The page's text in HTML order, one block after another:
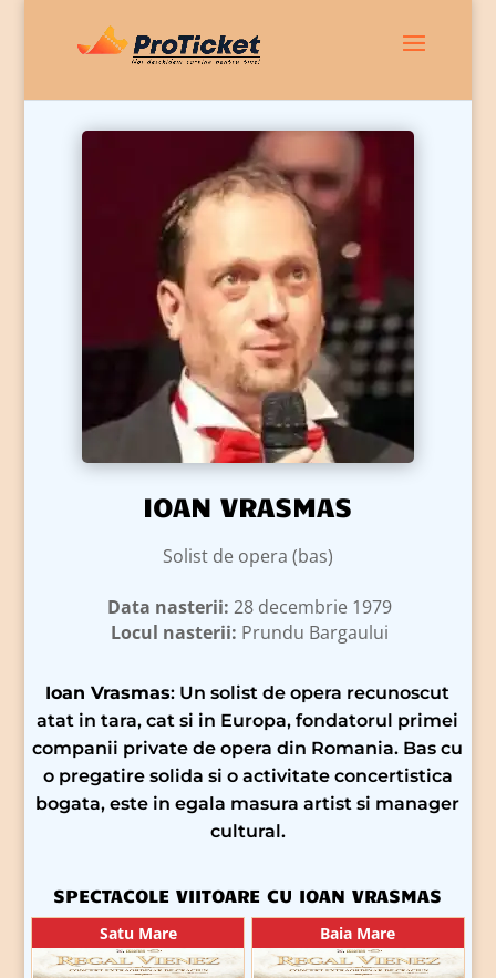
IOAN VRASMAS
Solist de opera (bas)
Data nasterii: 28 decembrie 1979
Locul nasterii: Prundu Bargaului
Ioan Vrasmas: Un solist de opera recunoscut
atat in tara, cat si in Europa, fondatorul primei
companii private de opera din Romania. Bas cu
o pregatire solida si o activitate concertistica
bogata, este in egala masura artist si manager
cultural.
SPECTACOLE VIITOARE CU IOAN VRASMAS
Satu Mare Baia Mare